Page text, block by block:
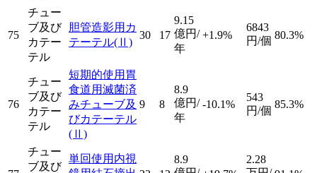
75
チュー
ブ及び
カテー
テル
胆管造影用カ
テーテル(Ⅱ)
30 17
9.15
億円/
年
+1.9%
6843
円/個 80.3%
76
チュー
ブ及び
カテー
テル
短期的使用胃
食道用滅菌済
みチューブ及
びカテーテル
(Ⅱ)
9 8
8.9
億円/
年
-10.1%
543
円/個
85.3%
チュー
ブ及び
単回使用内視
8.9
2.28